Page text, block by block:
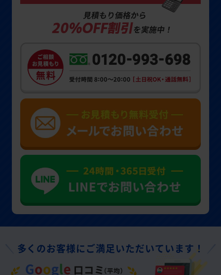
見積もり価格から
20%OFF割引を実施中！
多くのお客様にご満足いただいています！